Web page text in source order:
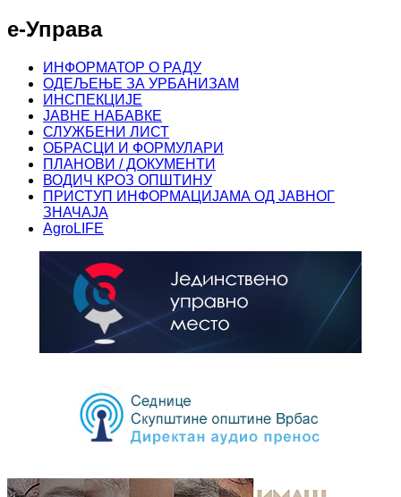
е-Управа
ИНФОРМАТОР О РАДУ
ОДЕЉЕЊЕ ЗА УРБАНИЗАМ
ИНСПЕКЦИЈЕ
ЈАВНЕ НАБАВКЕ
СЛУЖБЕНИ ЛИСТ
ОБРАСЦИ И ФОРМУЛАРИ
ПЛАНОВИ / ДОКУМЕНТИ
ВОДИЧ КРОЗ ОПШТИНУ
ПРИСТУП ИНФОРМАЦИЈАМА ОД ЈАВНОГ
ЗНАЧАЈА
AgroLIFE